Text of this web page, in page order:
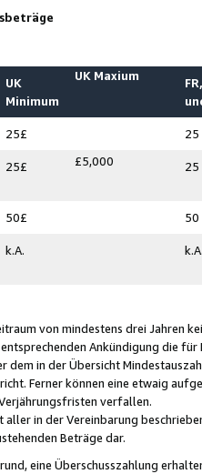
UK
Minimum
UK Maxium
25£ 25
25£ £5,000 25
50£ 50
k.A.
von mindestens drei Jahren
Ankündigung die
dem in der Übersicht
Ferner können eine etwaig
verfallen.
aller in der Vereinbarung
Beträge dar.
eine Überschusszahlung